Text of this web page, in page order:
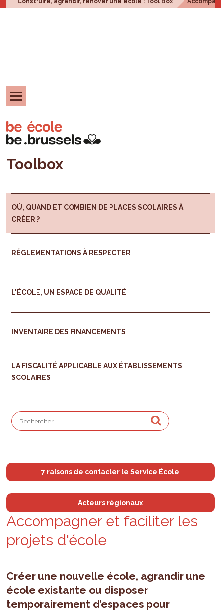
Construire, agrandir, rénover une école : Tool Box
Toolbox
OÙ, QUAND ET COMBIEN DE PLACES SCOLAIRES À
CRÉER ?
RÉGLEMENTATIONS À RESPECTER
L'ÉCOLE, UN ESPACE DE QUALITÉ
INVENTAIRE DES FINANCEMENTS
LA FISCALITÉ APPLICABLE AUX ÉTABLISSEMENTS
SCOLAIRES
7 raisons de contacter le Service École
Acteurs régionaux
Accom­pa­gner et faci­li­ter les
pro­jets d'é­cole
Créer une nouvelle école, agrandir une
école existante ou disposer
temporairement d’espaces pour